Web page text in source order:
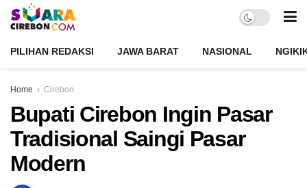
PILIHAN REDAKSI JAWA BARAT NASIONAL
Home Cirebon
Bupati Cirebon Ingin Pasar
Tradisional Saingi Pasar
Modern